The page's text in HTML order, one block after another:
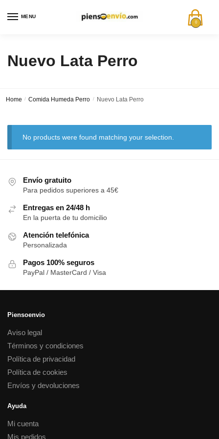
MENU
0
Nuevo Lata Perro
Home / Comida Humeda Perro / Nuevo Lata Perro
No products were found matching your selection.
Envío gratuito
Para pedidos superiores a 45€
Entregas en 24/48 h
En la puerta de tu domicilio
Atención telefónica
Personalizada
Pagos 100% seguros
PayPal / MasterCard / Visa
Piensoenvio
Aviso legal
Términos y condiciones
Política de privacidad
Política de cookies
Envíos y devoluciones
Ayuda
Mi cuenta
Mis pedidos